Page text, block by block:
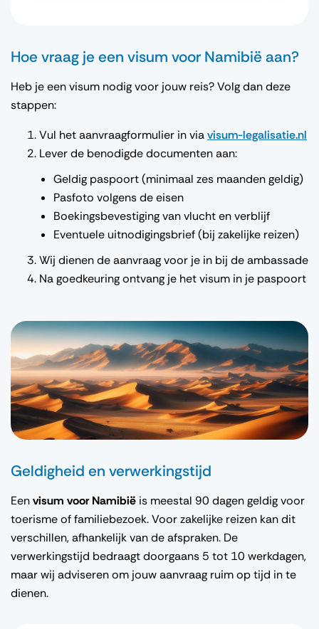
Hoe vraag je een visum voor Namibië aan?
Heb je een visum nodig voor jouw reis? Volg dan deze
stappen:
Vul het aanvraagformulier in viavisum-legalisatie.nl
Lever de benodigde documenten aan:
Geldig paspoort (minimaal zes maanden geldig)
Pasfoto volgens de eisen
Boekingsbevestiging van vlucht en verblijf
Eventuele uitnodigingsbrief (bij zakelijke reizen)
Wij dienen de aanvraag voor je in bij de ambassade
Na goedkeuring ontvang je het visum in je paspoort
Geldigheid en verwerkingstijd
Eenvisum voor Namibië is meestal 90 dagen geldig voor
toerisme of familiebezoek. Voor zakelijke reizen kan dit
verschillen, afhankelijk van de afspraken. De
verwerkingstijd bedraagt doorgaans 5 tot 10 werkdagen,
maar wij adviseren om jouw aanvraag ruim op tijd in te
dienen.